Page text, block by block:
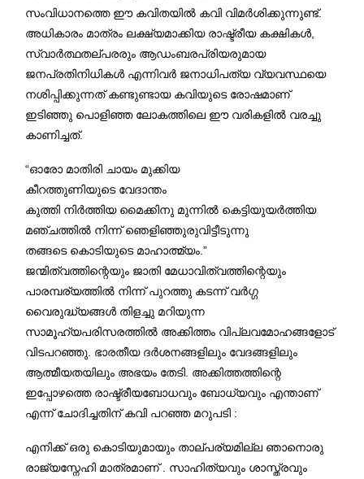
സംവിധാനത്തെ ഈ കവിതയിൽ കവി വിമർശിക്കുന്നുണ്ട്.
അധികാരം മാത്രം ലക്ഷ്യമാക്കിയ രാഷ്ട്രീയ കക്ഷികൾ,
സ്വാർത്ഥതല്പരരും ആഡംബരപ്രിയരുമായ
ജനപ്രതിനിധികൾ എന്നിവർ ജനാധിപത്യ വ്യവസ്ഥയെ
നശിപ്പിക്കുന്നത് കണ്ടുണ്ടായ കവിയുടെ രോഷമാണ്
ഇടിഞ്ഞു പൊളിഞ്ഞ ലോകത്തിലെ ഈ വരികളിൽ വരച്ചു
കാണിച്ചത്.
“ഓരോ മാതിരി ചായം മുക്കിയ
കീറത്തുണിയുടെ വേദാന്തം
കുത്തി നിർത്തിയ മൈക്കിനു മുന്നിൽ കെട്ടിയുയർത്തിയ
മഞ്ചത്തിൽ നിന്ന് ഞെളിഞ്ഞുരുവിട്ടീടുന്നു
തങ്ങടെ കൊടിയുടെ മാഹാത്മ്യം.”
ജന്മിത്വത്തിന്റെയും ജാതി മേധാവിത്വത്തിന്റെയും
പാരമ്പര്യത്തിൽ നിന്ന് പുറത്തു കടന്ന് വർഗ്ഗ
വൈരുദ്ധ്യങ്ങൾ തിളച്ചു മറിയുന്ന
സാമൂഹ്യപരിസരത്തിൽ അക്കിത്തം വിപ്ലവമോഹങ്ങളോട്
വിടപറഞ്ഞു. ഭാരതീയ ദർശനങ്ങളിലും വേദങ്ങളിലും
ആത്മീയതയിലും അഭയം തേടി. അക്കിത്തത്തിന്റെ
ഇപ്പോഴത്തെ രാഷ്ട്രീയബോധവും ബോധ്യവും എന്താണ്
എന്ന് ചോദിച്ചതിന് കവി പറഞ്ഞ മറുപടി :
എനിക്ക് ഒരു കൊടിയുമായും താല്പര്യമില്ല ഞാനൊരു
രാജ്യസ്നേഹി മാത്രമാണ് . സാഹിത്യവും ശാസ്ത്രവും